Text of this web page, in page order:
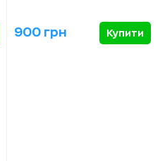
900 грн Купити